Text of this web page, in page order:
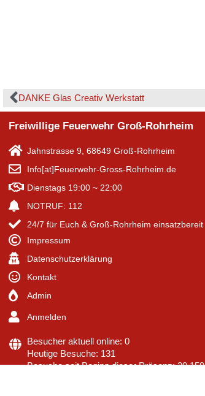
DANKE Glas Creativ Werkstatt
Freiwillige Feuerwehr Groß-Rohrheim
Jahnstrasse 9, 68649 Groß-Rohrheim
Info[at]Feuerwehr-Gross-Rohrheim.de
Dienstags 19:00 ~ 22:00
NOTRUF: 112
24/7 für Euch & Groß-Rohrheim einsatzbereit
Impressum
Datenschutzerklärung
Kontakt
Admin
Anmelden
Besucher aktuell online: 0
Heutige Besuche: 131
Besuche seit Beginn dieser Präsenz: 20.159